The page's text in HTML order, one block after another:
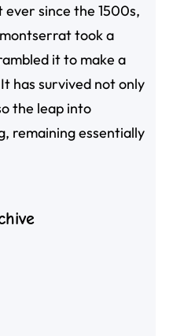
since the 1500s,
took a
it to make a
has survived not only
the leap into
remaining essentially